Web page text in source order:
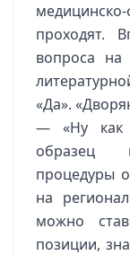
проходят.
вопроса на
«Да».
— «Ну как
образец
процедуры
на
можно
позиции,